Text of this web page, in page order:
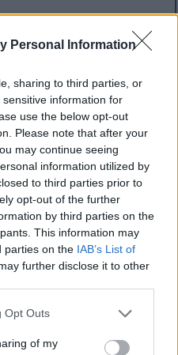
Personal Information
sharing to third parties, or
information for
use the below opt-out
Please note that after your
may continue seeing
information utilized by
to third parties prior to
opt-out of the further
by third parties on the
This information may
parties on the IAB’s List of
further disclose it to other
uses one or more Google
behaviour. You may click to
Opt Outs
of my
hrdiny vyvinutá
vydaná společností
kritiky oceňované série
kategorii a jejích
Cinder Boss Fight
března 2025 v 22:04:41 UTC
hry Dark Souls III
zabít, abyste mohli
New Game Plus. S
konce.Více informací...
Gael Boss